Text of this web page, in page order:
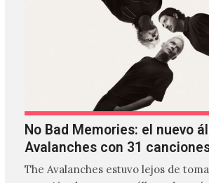
No Bad Memories: el nuevo
Avalanches con 31
The Avalanches estuvo lejos de